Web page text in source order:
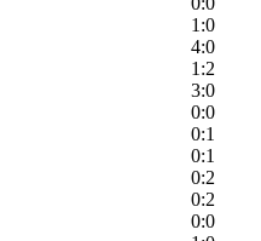
1:0
4:0
1:2
3:0
0:0
0:1
0:1
0:2
0:2
0:0